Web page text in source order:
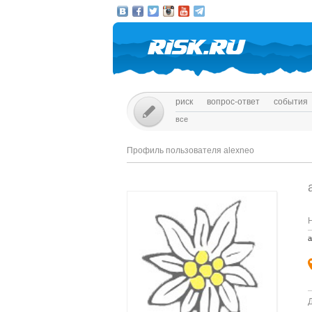
риск вопрос-ответ события
все
Профиль пользователя alexneo